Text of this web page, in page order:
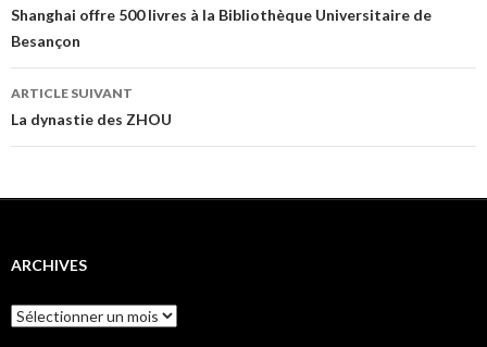
des
articles
Shanghai offre 500 livres à la Bibliothèque Universitaire de
Besançon
ARTICLE SUIVANT
La dynastie des ZHOU
ARCHIVES
Archives